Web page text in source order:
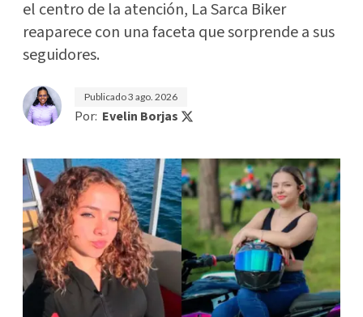
el centro de la atención, La Sarca Biker
reaparece con una faceta que sorprende a sus
seguidores.
Publicado3 ago. 2026
Por: Evelin Borjas